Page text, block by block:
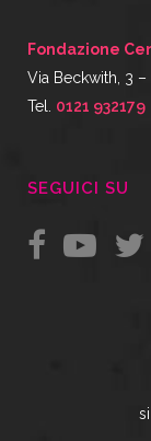
Fondazione
Via Beckwith, 3
Tel. 0121 932179
SEGUICI SU